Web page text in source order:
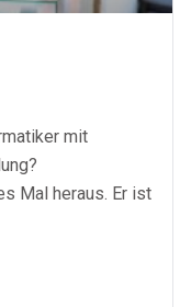
mit
Mal heraus. Er ist